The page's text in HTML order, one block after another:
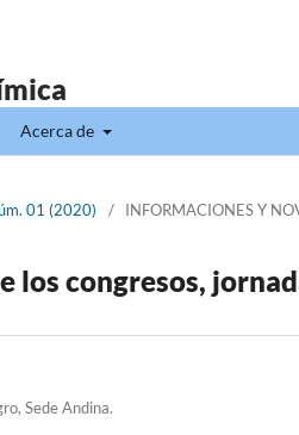
Acerca de
01 (2020) / INFORMACIONES Y
los congresos,
Sede Andina.